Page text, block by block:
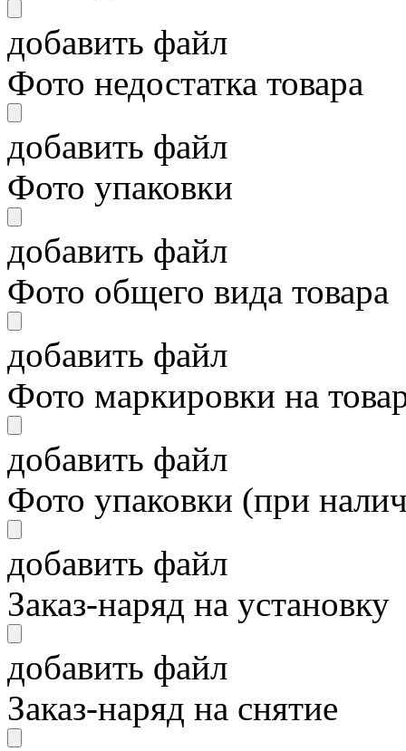
добавить файл
Фото недостатка товара
добавить файл
Фото упаковки
добавить файл
Фото общего вида товара
добавить файл
Фото маркировки на
добавить файл
Фото упаковки (при
добавить файл
Заказ-наряд на установку
добавить файл
Заказ-наряд на снятие